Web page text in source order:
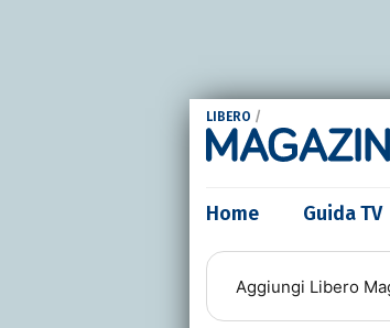
LIBERO /
Home Guida TV
Aggiungi Libero